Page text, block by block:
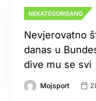
NEKATEGORISANO
Nevjerovatno
danas u
dive mu se svi
Mojsport